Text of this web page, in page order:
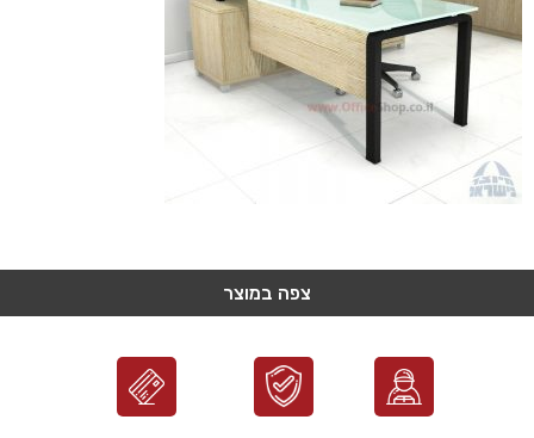
צפה במוצר
צפה במוצר
צפה במוצר
צפה במוצר
צפה במוצר